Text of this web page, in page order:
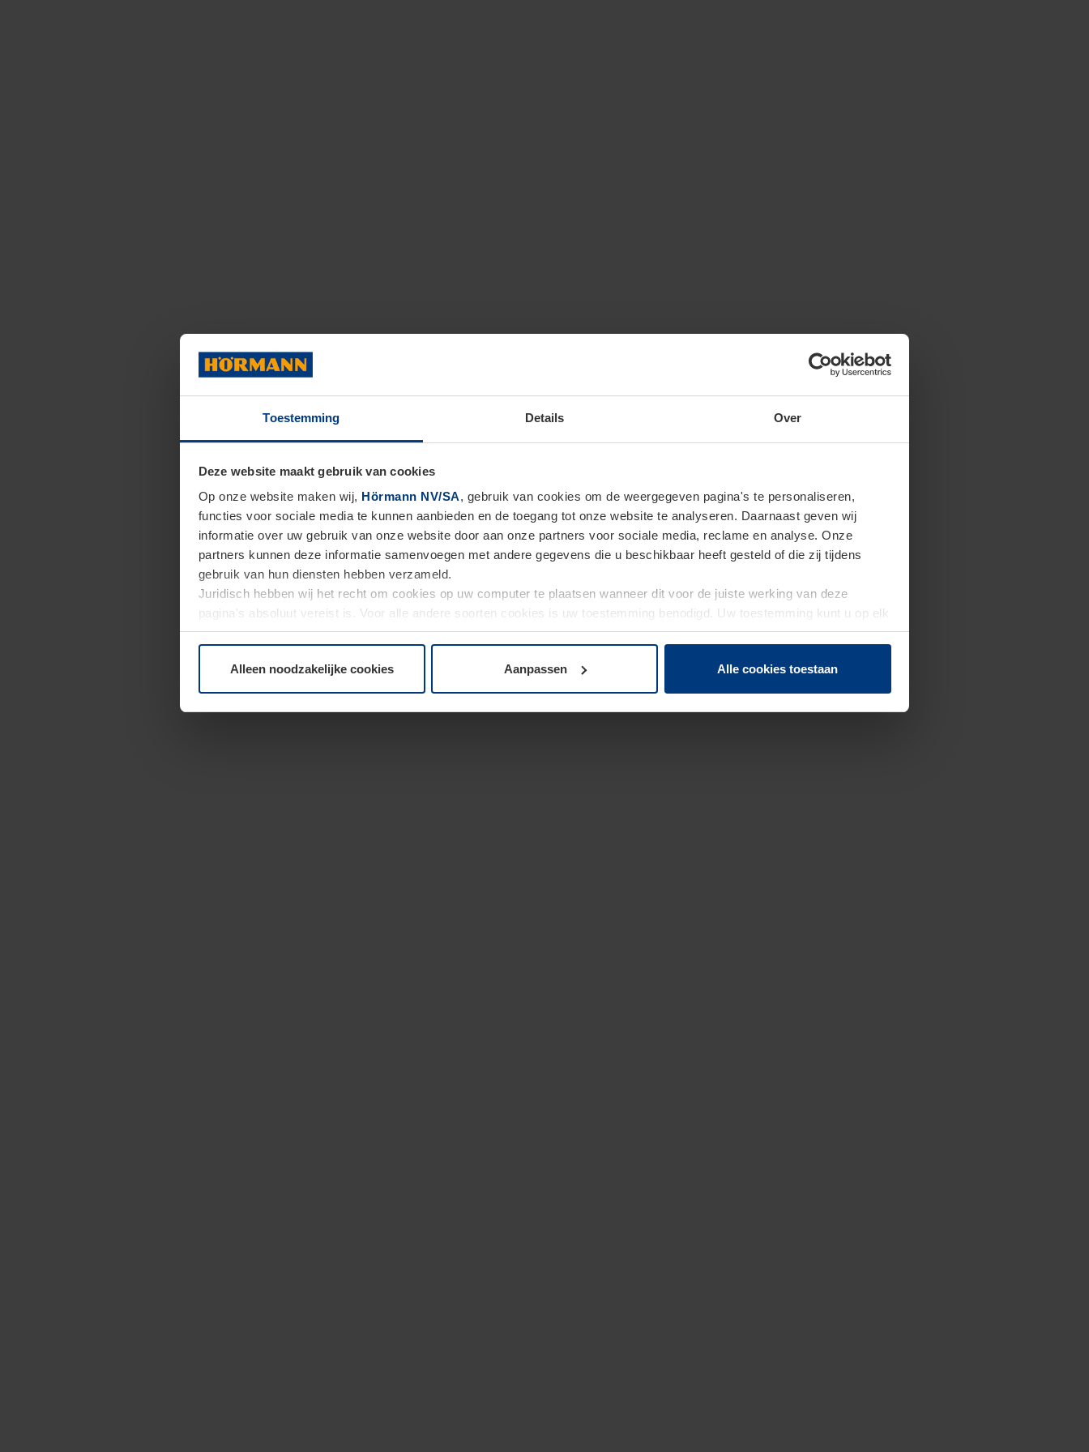
Toestemming Details Over
Deze website maakt gebruik van cookies
Op onze website maken wij, Hörmann NV/SA, gebruik van cookies om de weergegeven pagina's te personaliseren,
functies voor sociale media te kunnen aanbieden en de toegang tot onze website te analyseren. Daarnaast geven wij
informatie over uw gebruik van onze website door aan onze partners voor sociale media, reclame en analyse. Onze
partners kunnen deze informatie samenvoegen met andere gegevens die u beschikbaar heeft gesteld of die zij tijdens
gebruik van hun diensten hebben verzameld.
Juridisch hebben wij het recht om cookies op uw computer te plaatsen wanneer dit voor de juiste werking van deze
pagina's absoluut vereist is. Voor alle andere soorten cookies is uw toestemming benodigd. Uw toestemming kunt u op elk
moment bij de uitleg van de cookies op paginaPrivacyverklaringop onze website wijzigen of herroepen.
Alleen noodzakelijke cookies Aanpassen Alle cookies toestaan